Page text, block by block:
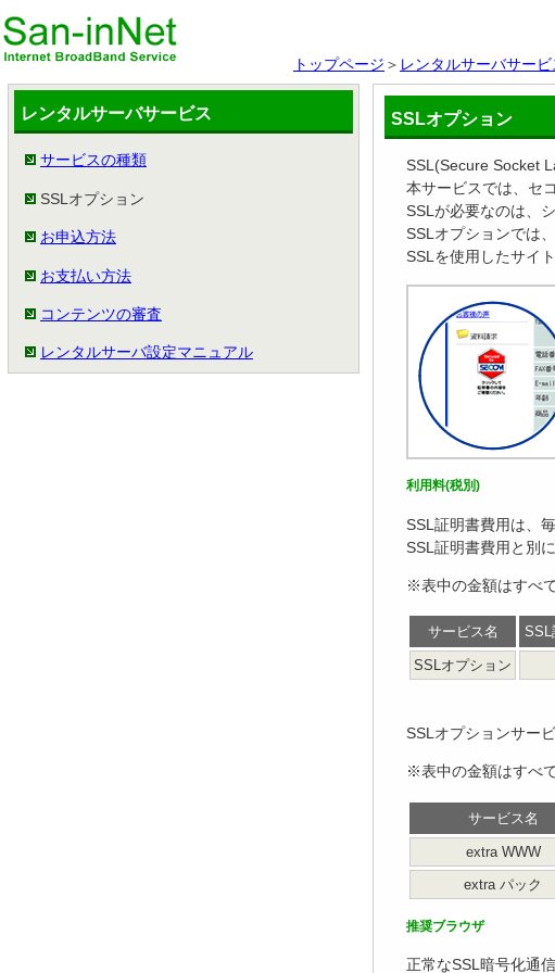
トップページ ＞ レンタルサーバサービ
レンタルサーバサービス
サービスの種類
SSLオプション
お申込方法
お支払い方法
コンテンツの審査
レンタルサーバ設定マニュアル
SSLオプション
SSL(Secure Socket
本サービスでは、セ
SSLが必要なのは、
SSLオプションでは
SSLを使用したサイ
利用料(税別)
SSL証明書費用は、
SSL証明書費用と別
※表中の金額はすべ
サービス名 SSL
SSLオプション
SSLオプションサー
※表中の金額はすべ
サービス名
extra WWW
extra パック
推奨ブラウザ
正常なSSL暗号化通